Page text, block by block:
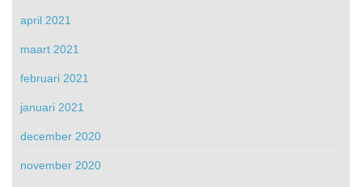
april 2021
maart 2021
februari 2021
januari 2021
december 2020
november 2020